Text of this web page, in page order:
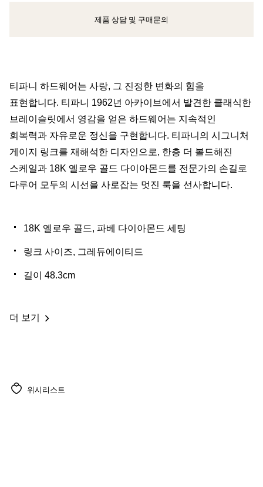
클라이언트 어드바이저에게 문의하거나 예약하세요
제품 상담 및 구매문의
티파니 하드웨어는 사랑, 그 진정한 변화의 힘을
표현합니다. 티파니 1962년 아카이브에서 발견한 클래식한
브레이슬릿에서 영감을 얻은 하드웨어는 지속적인
회복력과 자유로운 정신을 구현합니다. 티파니의 시그니처
게이지 링크를 재해석한 디자인으로, 한층 더 볼드해진
스케일과 18K 옐로우 골드 다이아몬드를 전문가의 손길로
다루어 모두의 시선을 사로잡는 멋진 룩을 선사합니다.
18K 옐로우 골드, 파베 다이아몬드 세팅
링크 사이즈, 그레듀에이티드
길이 48.3cm
더 보기
위시리스트